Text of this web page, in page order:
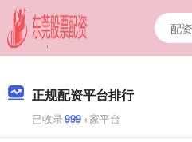
正规配资平台排行
已收录999+家平台